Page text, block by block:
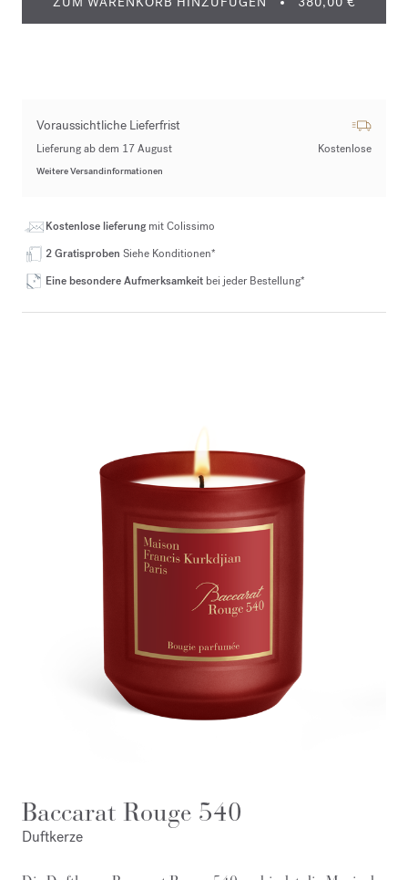
Voraussichtliche Lieferfrist
Lieferung ab dem 17 August Kostenlose
Weitere Versandinformationen
Kostenlose lieferungmit Colissimo
2 Gratisproben Siehe Konditionen*
Eine besondere Aufmerksamkeit bei jeder Bestellung*
Baccarat Rouge 540
Duftkerze